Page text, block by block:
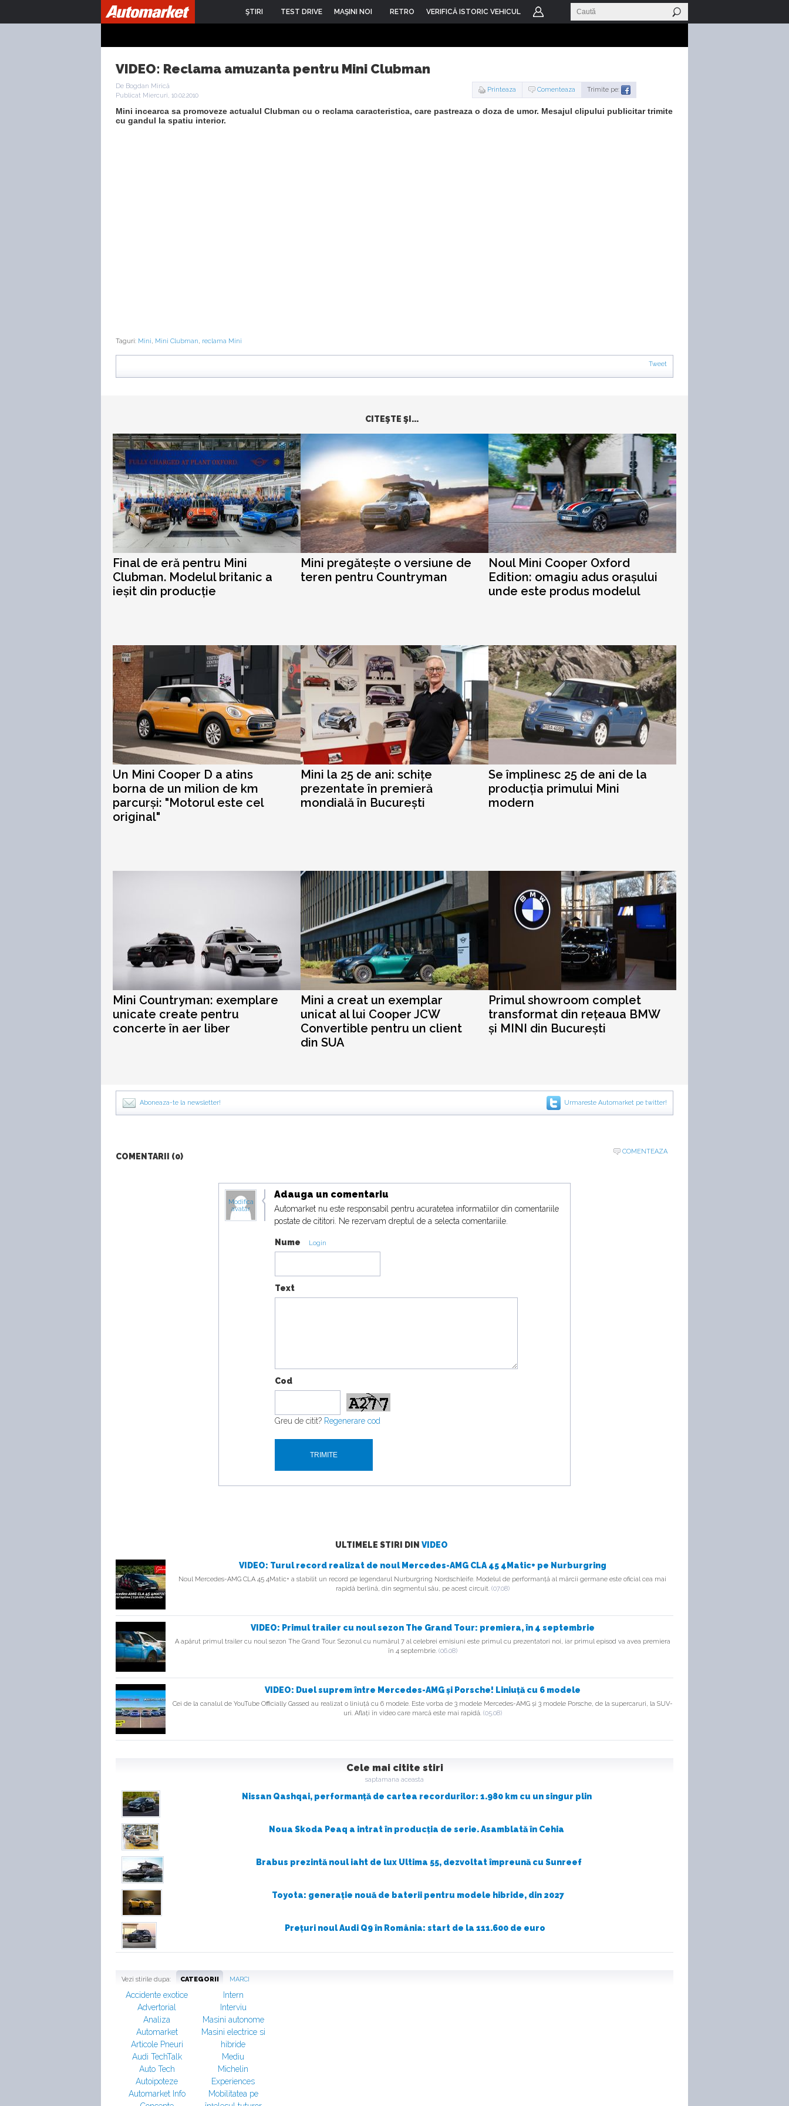
ŞTIRI TEST DRIVE MAŞINI NOI RETRO VERIFICĂ ISTORIC VEHICUL
VIDEO: Reclama amuzanta pentru Mini Clubman
De Bogdan Mirică
Publicat Miercuri, 10.02.2010
Printeaza Comenteaza Trimite pe:
Mini incearca sa promoveze actualul Clubman cu o reclama caracteristica, care pastreaza o doza de umor. Mesajul clipului publicitar trimite
cu gandul la spatiu interior.
Taguri: Mini, Mini Clubman, reclama Mini
Tweet
CITEŞTE ŞI...
Final de eră pentru Mini
Clubman. Modelul britanic a
ieșit din producție
Mini pregătește o versiune de
teren pentru Countryman
Noul Mini Cooper Oxford
Edition: omagiu adus orașului
unde este produs modelul
Un Mini Cooper D a atins
borna de un milion de km
parcurși: "Motorul este cel
original"
Mini la 25 de ani: schițe
prezentate în premieră
mondială în București
Se împlinesc 25 de ani de la
producția primului Mini
modern
Mini Countryman: exemplare
unicate create pentru
concerte în aer liber
Mini a creat un exemplar
unicat al lui Cooper JCW
Convertible pentru un client
din SUA
Primul showroom complet
transformat din rețeaua BMW
și MINI din București
Aboneaza-te la newsletter! Urmareste Automarket pe twitter!
COMENTARII (0)
COMENTEAZA
Modifica
avatar
Adauga un comentariu
Automarket nu este responsabil pentru acuratetea informatiilor din comentariile
postate de cititori. Ne rezervam dreptul de a selecta comentariile.
Nume Login
Text
Cod
Greu de citit? Regenerare cod
ULTIMELE STIRI DIN VIDEO
VIDEO: Turul record realizat de noul Mercedes-AMG CLA 45 4Matic+ pe Nurburgring
Noul Mercedes-AMG CLA 45 4Matic+ a stabilit un record pe legendarul Nurburgring Nordschleife. Modelul de performanță al mărcii germane este oficial cea mai
rapidă berlină, din segmentul său, pe acest circuit. (07.08)
VIDEO: Primul trailer cu noul sezon The Grand Tour: premiera, în 4 septembrie
A apărut primul trailer cu noul sezon The Grand Tour. Sezonul cu numărul 7 al celebrei emisiuni este primul cu prezentatori noi, iar primul episod va avea premiera
în 4 septembrie. (06.08)
VIDEO: Duel suprem între Mercedes-AMG și Porsche! Liniuță cu 6 modele
Cei de la canalul de YouTube Officially Gassed au realizat o liniuță cu 6 modele. Este vorba de 3 modele Mercedes-AMG și 3 modele Porsche, de la supercaruri, la SUV-
uri. Aflați în video care marcă este mai rapidă. (05.08)
Cele mai citite stiri
saptamana aceasta
Nissan Qashqai, performanță de cartea recordurilor: 1.980 km cu un singur plin
Noua Skoda Peaq a intrat în producția de serie. Asamblată în Cehia
Brabus prezintă noul iaht de lux Ultima 55, dezvoltat împreună cu Sunreef
Toyota: generație nouă de baterii pentru modele hibride, din 2027
Prețuri noul Audi Q9 în România: start de la 111.600 de euro
Vezi stirile dupa: CATEGORII MARCI
Accidente exotice
Advertorial
Analiza
Automarket
Articole Pneuri
Audi TechTalk
Auto Tech
Autoipoteze
Automarket Info
Intern
Interviu
Masini autonome
Masini electrice si
hibride
Mediu
Michelin
Experiences
Mobilitatea pe